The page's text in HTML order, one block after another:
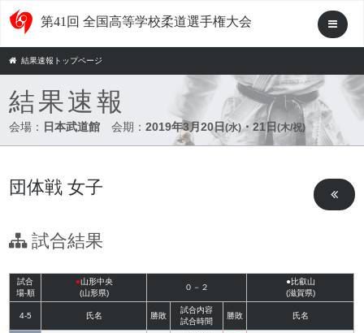
第41回 全国高等学校柔道選手権大会
結果速報トップページ
結果速報
会場： 日本武道館 会期：2019年3月20日(水)・21日(木/祝)
団体戦 女子
試合結果
試合
場-順
●山形中央
(山形県)
０－２
●比叡山
(滋賀県)
4-5 氏名 勝敗
試合内容
試合時間
勝敗 氏名